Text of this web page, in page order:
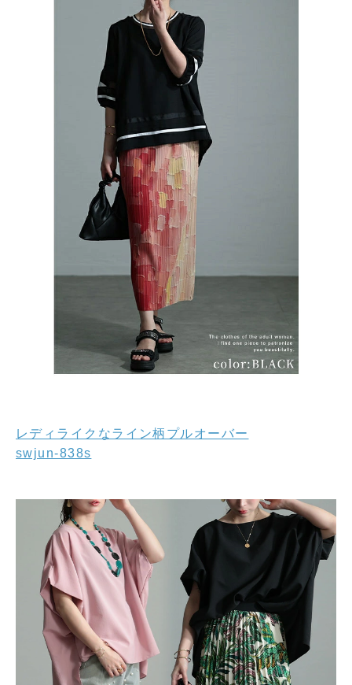
レディライクなライン柄プルオーバー
swjun-838s